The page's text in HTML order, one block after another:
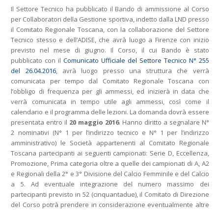
Il Settore Tecnico ha pubblicato il Bando di ammissione al Corso
per Collaboratori della Gestione sportiva, indetto dalla LND presso
il Comitato Regionale Toscana, con la collaborazione del Settore
Tecnico stesso e dell’ADISE, che avrà luogo a Firenze con inizio
previsto nel mese di giugno. Il Corso, il cui Bando è stato
pubblicato con ilComunicato Ufficiale del Settore Tecnico N° 255
del 26.04.2016, avrà luogo presso una struttura che verrà
comunicata per tempo dal Comitato Regionale Toscana con
l’obbligo di frequenza per gli ammessi, ed inizierà in data che
verrà comunicata in tempo utile agli ammessi, così come il
calendario e il programma delle lezioni. La domanda dovrà essere
presentata entro il 20 maggio 2016. Hanno diritto a segnalare N°
2 nominativi (N° 1 per l’indirizzo tecnico e N° 1 per l’indirizzo
amministrativo) le Società appartenenti al Comitato Regionale
Toscana partecipanti ai seguenti campionati: Serie D, Eccellenza,
Promozione, Prima categoria oltre a quelle dei campionati di A, A2
e Regionali della 2° e 3° Divisione del Calcio Femminile e del Calcio
a 5. Ad eventuale integrazione del numero massimo dei
partecipanti previsto in 52 (cinquantadue), il Comitato di Direzione
del Corso potrà prendere in considerazione eventualmente altre